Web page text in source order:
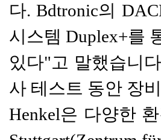
다. Bdtronic의
시스템 Duplex+를
있다"고 말했습니
사 테스트 동안 장
Henkel은 다양한